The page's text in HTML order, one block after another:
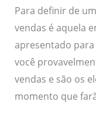
Para definir de
vendas é aquela
apresentado
você
vendas e são os
momento que